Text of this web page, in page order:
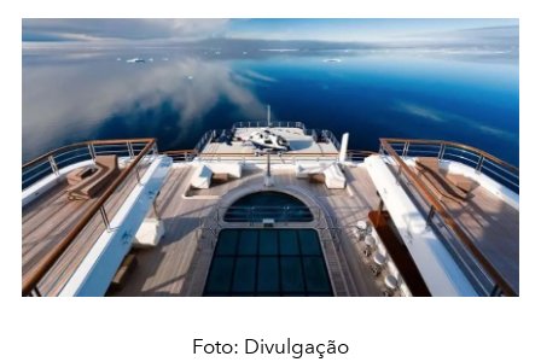
Foto: Divulgação